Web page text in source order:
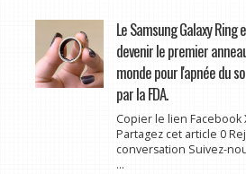
Le Samsung Galaxy
devenir le premier
monde pour l'apnée du
par la FDA.
Copier le lien Facebook
Partagez cet article 0
conversation Suivez-
...